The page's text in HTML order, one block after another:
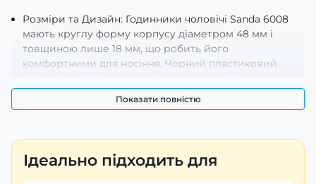
Розміри та Дизайн: Годинники чоловічі Sanda 6008
мають круглу форму корпусу діаметром 48 мм і
товщиною лише 18 мм, що робить його
комфортними для носіння. Чорний пластиковий
забезпечує легкість при використанні. Ремінець з
високоякісного каучуку довжиною 26 см і шириною
Водонепроникність: З водонепроникністю до 50
метрів ви можете не хвилюватися про вплив води
під час занять спортом або в дощову погоду. Це
Показати повністю
Ідеально підходить для